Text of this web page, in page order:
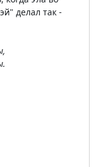
делал так -